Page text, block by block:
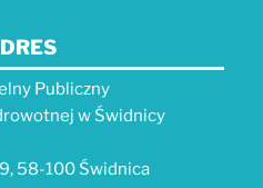
Publiczny
w Świdnicy
58-100 Świdnica